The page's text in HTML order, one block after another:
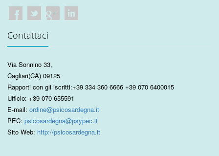
Contattaci
Via Sonnino 33,
Cagliari(CA) 09125
Rapporti con gli iscritti:+39 334 360 6666 +39 070 6400015
Ufficio: +39 070 655591
E-mail: ordine@psicosardegna.it
PEC: psicosardegna@psypec.it
Sito Web: http://psicosardegna.it